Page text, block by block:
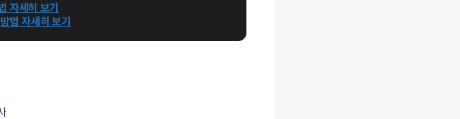
자세히 보기
법 자세히 보기